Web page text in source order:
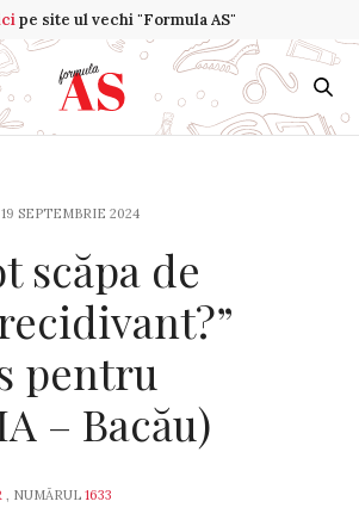
pe site ul vechi "Formula AS"
19 SEPTEMBRIE 2024
scăpa de
pentru
– Bacău)
, NUMĂRUL 1633